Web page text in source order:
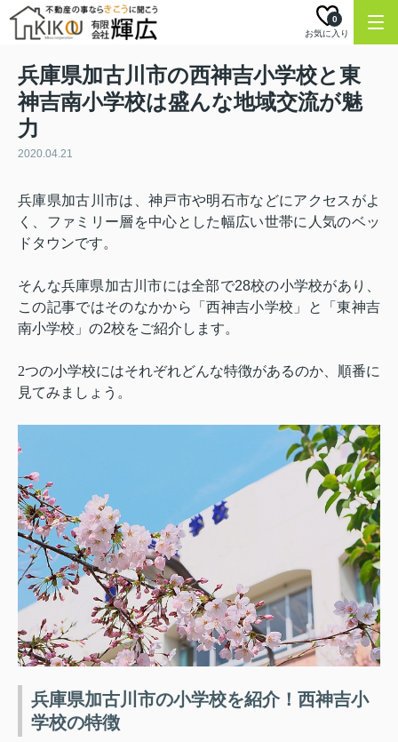
お気に入り
0
兵庫県加古川市の西神吉小学校と東
神吉南小学校は盛んな地域交流が魅
力
2020.04.21
兵庫県加古川市は、神戸市や明石市などにアクセスがよ
く、ファミリー層を中心とした幅広い世帯に人気のベッ
ドタウンです。
そんな兵庫県加古川市には全部で28校の小学校があり、
この記事ではそのなかから「西神吉小学校」と「東神吉
南小学校」の2校をご紹介します。
2つの小学校にはそれぞれどんな特徴があるのか、順番に
見てみましょう。
兵庫県加古川市の小学校を紹介！西神吉小
学校の特徴